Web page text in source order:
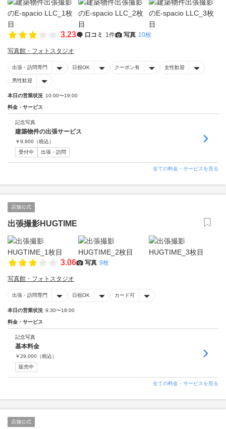
3.23 口コミ 1件 写真 10枚
写真館・フォトスタジオ
出張・訪問専門 日祝OK クーポン有 女性歓迎
男性歓迎
本日の営業状況 10:00〜19:00
料金・サービス
記念写真
建築物件の出張サービス
￥9,900 （税込）
受付中
出張・訪問
全ての料金・サービスを見る
店舗公式
出張撮影HUGTIME
3.06 写真 9枚
写真館・フォトスタジオ
出張・訪問専門 日祝OK カード可
本日の営業状況 9:30〜18:00
料金・サービス
記念写真
基本料金
￥29,000 （税込）
販売中
全ての料金・サービスを見る
店舗公式